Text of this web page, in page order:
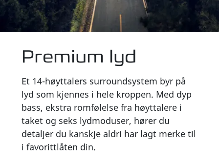
Premium lyd
Et 14-høyttalers surroundsystem byr på
lyd som kjennes i hele kroppen. Med dyp
bass, ekstra romfølelse fra høyttalere i
taket og seks lydmoduser, hører du
detaljer du kanskje aldri har lagt merke til
i favorittlåten din.